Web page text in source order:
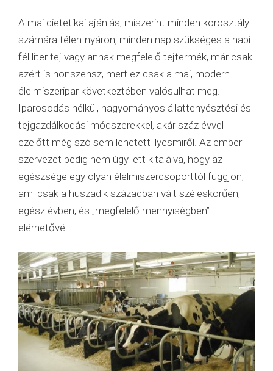
A mai dietetikai ajánlás, miszerint minden korosztály
számára télen-nyáron, minden nap szükséges a napi
fél liter tej vagy annak megfelelő tejtermék, már csak
azért is nonszensz, mert ez csak a mai, modern
élelmiszeripar következtében valósulhat meg.
Iparosodás nélkül, hagyományos állattenyésztési és
tejgazdálkodási módszerekkel, akár száz évvel
ezelőtt még szó sem lehetett ilyesmiről. Az emberi
szervezet pedig nem úgy lett kitalálva, hogy az
egészsége egy olyan élelmiszercsoporttól függjön,
ami csak a huszadik században vált széleskörűen,
egész évben, és „megfelelő mennyiségben”
elérhetővé.